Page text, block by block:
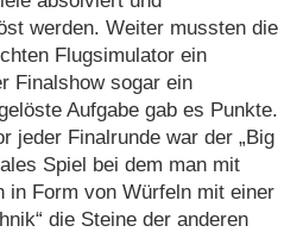
werden. Weiter mussten die
Flugsimulator ein
Finalshow sogar ein
Aufgabe gab es Punkte.
jeder Finalrunde war der „Big
Spiel bei dem man mit
in Form von Würfeln mit einer
die Steine der anderen